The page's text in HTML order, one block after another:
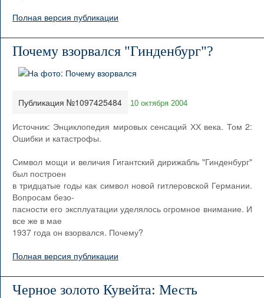
Полная версия публикации
Почему взорвался "Гинденбург"?
Публикация №1097425484 10 октября 2004
Источник: Энциклопедия мировых сенсаций ХХ века. Том 2:
Ошибки и катастрофы.
Символ мощи и величия Гигантский дирижабль "Гинденбург"
был построен
в тридцатые годы как символ новой гитлеровской Германии.
Вопросам безо-
пасности его эксплуатации уделялось огромное внимание. И
все же в мае
1937 года он взорвался. Почему?
Полная версия публикации
Черное золото Кувейта: Месть